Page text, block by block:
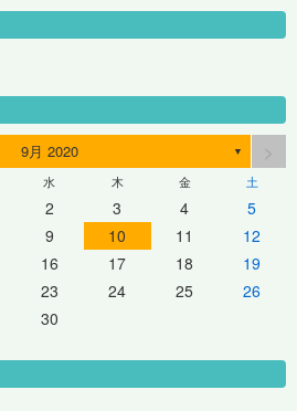
9月 2020 ▼
水 木 金 土
2 3 4
5
9 10 11
12
16 17 18
19
23 24 25
26
30